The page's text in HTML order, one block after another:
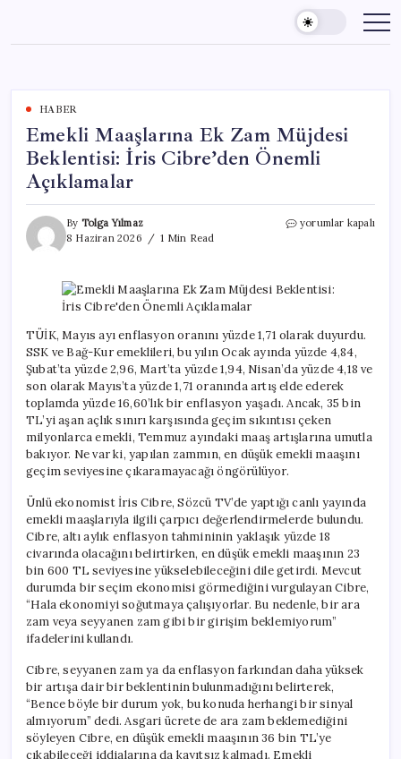
content
HABER
Emekli Maaşlarına Ek Zam Müjdesi
Beklentisi: İris Cibre’den Önemli
Açıklamalar
By Tolga Yılmaz
8 Haziran 2026
1 Min Read
Emekli
Müjdesi
Beklentisi:
Cibre’den
Önemli
Açıklamalar
için
yorumlar kapalı
TÜİK, Mayıs ayı enflasyon oranını yüzde 1,71 olarak duyurdu.
SSK ve Bağ-Kur emeklileri, bu yılın Ocak ayında yüzde 4,84,
Şubat’ta yüzde 2,96, Mart’ta yüzde 1,94, Nisan’da yüzde 4,18 ve
son olarak Mayıs’ta yüzde 1,71 oranında artış elde ederek
toplamda yüzde 16,60’lık bir enflasyon yaşadı. Ancak, 35 bin
TL’yi aşan açlık sınırı karşısında geçim sıkıntısı çeken
milyonlarca emekli, Temmuz ayındaki maaş artışlarına umutla
bakıyor. Ne var ki, yapılan zammın, en düşük emekli maaşını
geçim seviyesine çıkaramayacağı öngörülüyor.
Ünlü ekonomist İris Cibre, Sözcü TV’de yaptığı canlı yayında
emekli maaşlarıyla ilgili çarpıcı değerlendirmelerde bulundu.
Cibre, altı aylık enflasyon tahmininin yaklaşık yüzde 18
civarında olacağını belirtirken, en düşük emekli maaşının 23
bin 600 TL seviyesine yükselebileceğini dile getirdi. Mevcut
durumda bir seçim ekonomisi görmediğini vurgulayan Cibre,
“Hala ekonomiyi soğutmaya çalışıyorlar. Bu nedenle, bir ara
zam veya seyyanen zam gibi bir girişim beklemiyorum”
ifadelerini kullandı.
Cibre, seyyanen zam ya da enflasyon farkından daha yüksek
bir artışa dair bir beklentinin bulunmadığını belirterek,
“Bence böyle bir durum yok, bu konuda herhangi bir sinyal
almıyorum” dedi. Asgari ücrete de ara zam beklemediğini
söyleyen Cibre, en düşük emekli maaşının 36 bin TL’ye
çıkabileceği iddialarına da kayıtsız kalmadı. Emekli